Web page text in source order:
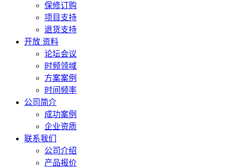
保修订购
项目支持
退货支持
开放 资料
论坛会议
时频领域
方案案例
时间频率
公司简介
成功案例
企业资质
联系我们
公司介绍
产品报价